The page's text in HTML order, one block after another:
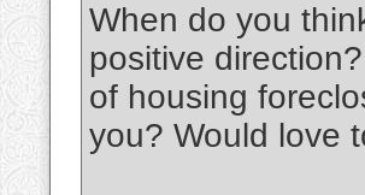
When do you
positive
of housing
you? Would love